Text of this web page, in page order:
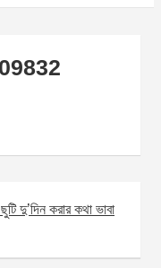
দু’দিন করার কথা ভাবা